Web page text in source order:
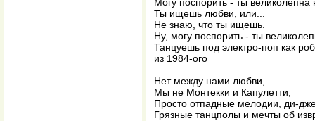
Ты ищешь любви, или...
Не знаю, что ты ищешь.
Ну, могу поспорить - ты
Танцуешь под электро-поп как
из 1984-ого
Нет между нами любви,
Мы не Монтекки и Капулетти,
Просто отпадные мелодии, ди-
Грязные танцполы и мечты об